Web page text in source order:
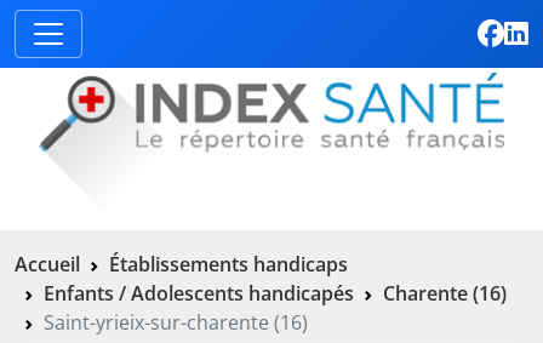
Accueil
Établissements handicaps
Enfants / Adolescents handicapés
Charente (16)
Saint-yrieix-sur-charente (16)